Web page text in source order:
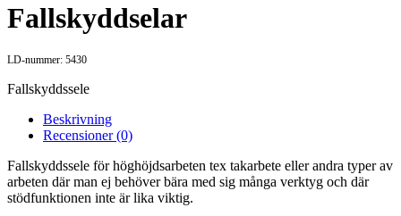
Fallskyddselar
LD-nummer: 5430
Fallskyddssele
Beskrivning
Recensioner (0)
Fallskyddssele för höghöjdsarbeten tex takarbete eller andra typer av
arbeten där man ej behöver bära med sig många verktyg och där
stödfunktionen inte är lika viktig.